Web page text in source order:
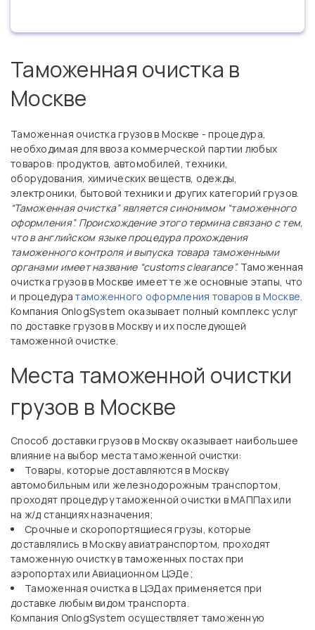
Таможенная очистка в
Москве
Таможенная очистка грузов в Москве - процедура,
необходимая для ввоза коммерческой партии любых
товаров: продуктов, автомобилей, техники,
оборудования, химических веществ, одежды,
электроники, бытовой техники и других категорий грузов.
“Таможенная очистка” является синонимом “таможенного
оформления”. Происхождение этого термина связано с тем,
что в английском языке процедура прохождения
таможенного контроля и выпуска товара таможенными
органами имеет название “customs clearance”.Таможенная
очистка грузов в Москве имеет те же основные этапы, что
и процедуратаможенного оформления товаров в Москве.
Компания OnlogSystem оказывает полный комплекс услуг
по доставке грузов в Москву и их последующей
таможенной очистке.
Места таможенной очистки
грузов в Москве
Способ доставки грузов в Москву оказывает наибольшее
влияние на выбор места таможенной очистки:
Товары, которые доставляются в Москву
автомобильным или железнодорожным транспортом,
проходят процедуру таможенной очистки в МАППах или
на ж/д станциях назначения;
Срочные и скоропортящиеся грузы, которые
доставлялись в Москву авиатранспортом, проходят
таможенную очистку в таможенных постах при
аэропортах или Авиационном ЦЭДе;
Таможенная очистка в ЦЭДах применяется при
доставке любым видом транспорта.
Компания OnlogSystem осуществляет таможенную